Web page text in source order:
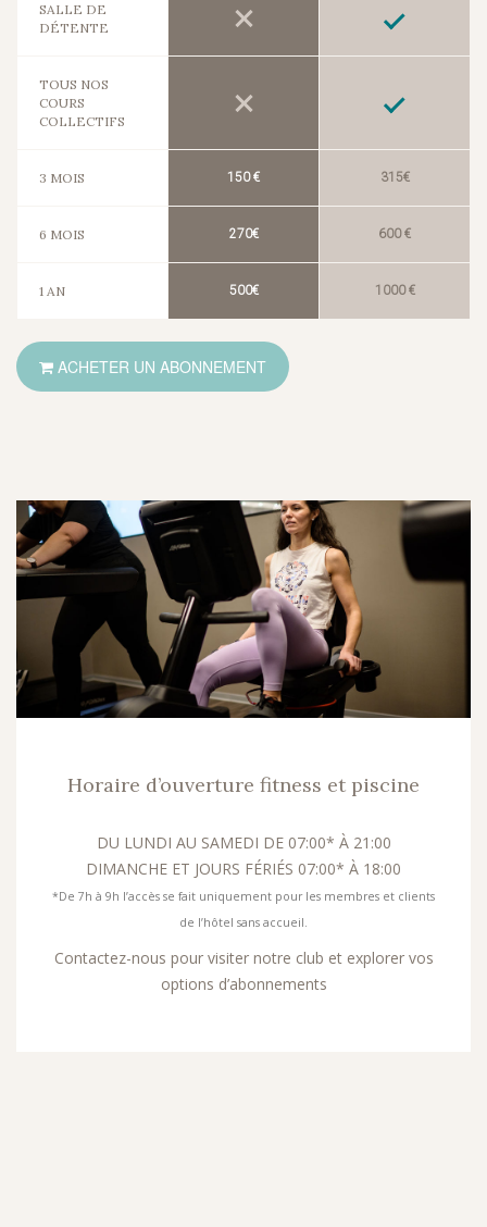
SALLE DE
DÉTENTE
TOUS NOS
COURS
COLLECTIFS
3 MOIS 150 € 315€
6 MOIS 270€ 600 €
1 AN 500€ 1000 €
ACHETER UN ABONNEMENT
Horaire d’ouverture fitness et piscine
DU LUNDI AU SAMEDI DE 07:00* À 21:00
DIMANCHE ET JOURS FÉRIÉS 07:00* À 18:00
*De 7h à 9h l’accès se fait uniquement pour les membres et clients
de l’hôtel sans accueil.
Contactez-nous pour visiter notre club et explorer vos
options d’abonnements